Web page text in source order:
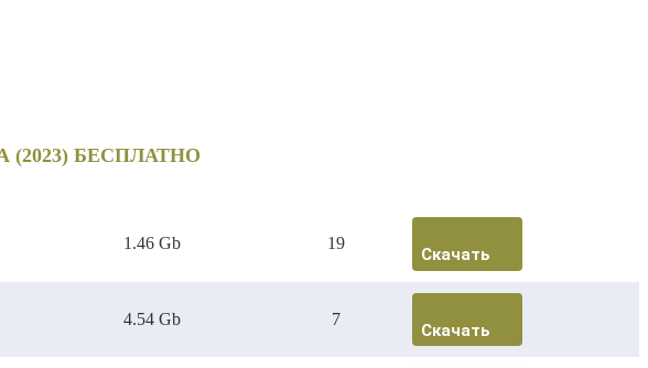
БЕСПЛАТНО
1.46 Gb 19
Скачать
4.54 Gb 7
Скачать